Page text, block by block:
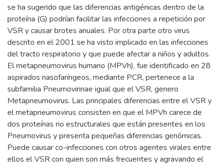
se ha sugerido que las diferencias antigénicas dentro de la
proteína (G) podrían facilitar las infecciones a repetición por
VSR y causar brotes anuales. Por otra parte otro virus
descrito en el 2001 se ha visto implicado en las infecciones
del tracto respiratorio y que puede afectar a niños y adultos.
El metapneumovirus humano (MPVh), fue identificado en 28
aspirados nasofaríngeos, mediante PCR, pertenece a la
subfamilia Pneumovirinae igual que el VSR, genero
Metapneumovirus. Las principales diferencias entre el VSR y
el metapneumovirus consisten en que el MPVh carece de
dos proteínas no estructurales que están presentes en los
Pneumovirus y presenta pequeñas diferencias genómicas.
Puede causar co-infecciones con otros agentes virales entre
ellos el VSR con quien son más frecuentes y agravando el